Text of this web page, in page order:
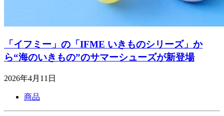
「イフミー」の「IFME いきものシリーズ」か
ら“海のいきもの”のサマーシューズが新登場
2026年4月11日
商品